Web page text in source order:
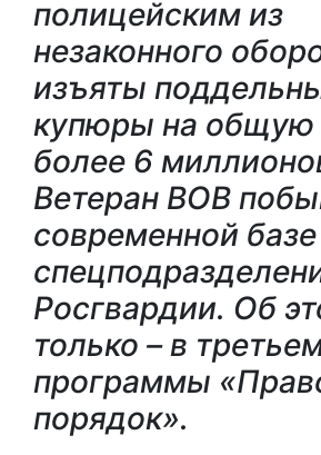
полицейским из
незаконного
изъяты
купюры на
более 6
Ветеран ВОВ
современной базе
Росгвардии. Об
только – в
программы
порядок».